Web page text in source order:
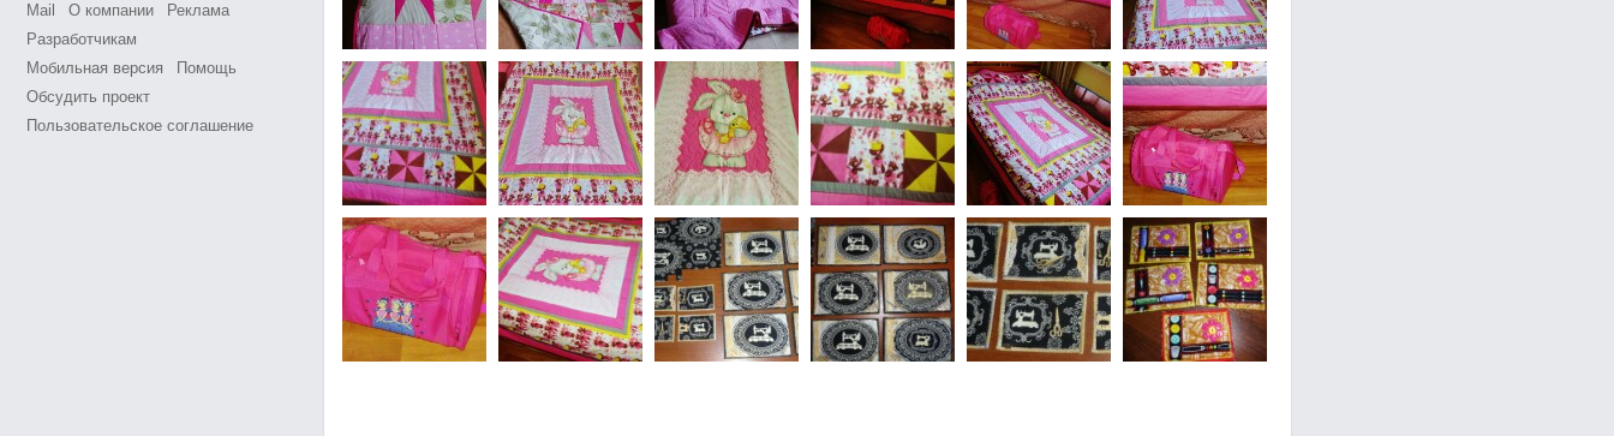
Mail О компании
Реклама
Разработчикам
Мобильная версия
Помощь
Обсудить проект
Пользовательское соглашение